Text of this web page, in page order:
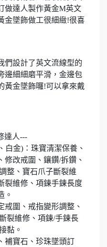
做達人製作黃金M英文
金墜飾做工很細緻!很喜
們設計了英文流線型的
邊細細磨平滑，金邊包
黃金墜飾囉!可以拿來戴
達人---
白金)：珠寶清潔保養、
修改戒圍、鑲鑽/拆鑽、
整、寶石爪子斷裂維
裂維修、項鍊手鍊長度
。
戒圍、戒指變形調整、
裂維修、項鍊/手鍊長
黏。
補寶石、珍珠墜頭訂